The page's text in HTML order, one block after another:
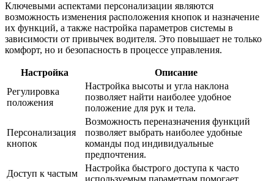
Ключевыми аспектами персонализации являются
возможность изменения расположения кнопок и назначение
их функций, а также настройка параметров системы в
зависимости от привычек водителя. Это повышает не только
комфорт, но и безопасность в процессе управления.
Настройка
Описание
Регулировка
положения
Настройка высоты и угла наклона
позволяет найти наиболее удобное
положение для рук и тела.
Персонализация
кнопок
Возможность переназначения функций
позволяет выбрать наиболее удобные
команды под индивидуальные
предпочтения.
Доступ к частым
Настройка быстрого доступа к часто